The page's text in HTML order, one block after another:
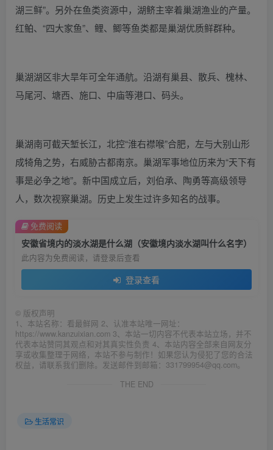
湖三鲜”。另外在鱼类资源中，湖鲚主宰着巢湖渔业的产量。
红鲌、“四大家鱼”、鲤、鲫等鱼类都是巢湖优质鲜群种。
巢湖湖区非大旱年可全年通航。沿湖有巢县、散兵、槐林、
马尾河、塘西、施口、中庙等港口、码头。
巢湖南可截天堑长江，北控“淮右襟喉”合肥，左与大别山形
成犄角之势，右威胁古都南京。巢湖军事地位历来为“天下有
事是必争之地”。新中国成立后，刘伯承、陶勇等高级领导
人，数次视察巢湖。历史上发生过许多知名的战事。
安徽省境内的淡水湖是什么湖（安徽境内淡水湖叫什么名字）
此内容为免费阅读，请登录后查看
登录查看
免费阅读
© 版权声明
1、本站名称：看最鲜网 2、认准本站唯一网址：
https://www.kanzuixian.com 3、本站一切内容不代表本站立场，并不
代表本站赞同其观点和对其真实性负责 4、本站内容全部来自网友分
享或收集整理于网络，本站不参与制作！如果您认为侵犯了您的合法
权益，请联系我们删除。发送邮件到邮箱：331799954@qq.com。
THE END
生活常识